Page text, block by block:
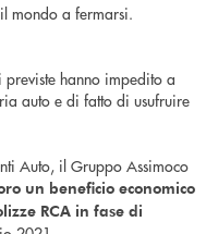
mondo a fermarsi.
hanno impedito a
auto e di fatto di usufruire
Auto, il Gruppo Assimoco
un beneficio economico
RCA in fase di